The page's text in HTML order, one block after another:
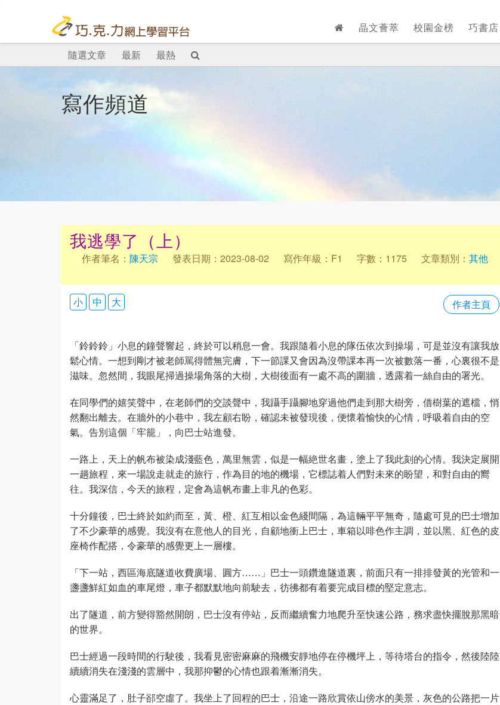
晶文薈萃 校園金榜 巧書店
隨選文章 最新 最熱
寫作頻道
我逃學了（上）
作者筆名： 陳天宗 發表日期：2023-08-02 寫作年級：F1 字數：1175 文章類別： 其他
作者主頁
小 中 大
「鈴鈴鈴」小息的鐘聲響起，終於可以稍息一會。我跟隨着小息的隊伍依次到操場，可是並沒有讓我放
鬆心情。一想到剛才被老師駡得體無完膚，下一節課又會因為沒帶課本再一次被數落一番，心裏很不是
滋味。忽然間，我眼尾掃過操場角落的大樹，大樹後面有一處不高的圍牆，透露着一絲自由的署光。
在同學們的嬉笑聲中，在老師們的交談聲中，我躡手躡腳地穿過他們走到那大樹旁，借樹葉的遮檔，悄
然翻出離去。在牆外的小巷中，我左顧右盼，確認未被發現後，便懷着愉快的心情，呼吸着自由的空
氣。告別這個「牢籠」，向巴士站進發。
一路上，天上的帆布被染成淺藍色，萬里無雲，似是一幅絶世名畫，塗上了我此刻的心情。我決定展開
一趟旅程，來一場說走就走的旅行，作為目的地的機場，它標誌着人們對未來的盼望，和對自由的嚮
往。我深信，今天的旅程，定會為這帆布畫上非凡的色彩。
十分鐘後，巴士終於如約而至，黃、橙、紅互相以金色綫間隔，為這輛平平無奇，隨處可見的巴士增加
了不少豪華的感覺。我沒有在意他人的目光，自顧地衝上巴士，車箱以啡色作主調，並以黑、紅色的皮
座椅作配搭，令豪華的感覺更上一層樓。
「下一站，西區海底隧道收費廣場、圓方……」巴士一頭鑽進隧道裏，前面只有一排排發黃的光管和一
盞盞鮮紅如血的車尾燈，車子都默默地向前駛去，彷彿都有着要完成目標的堅定意志。
出了隧道，前方變得豁然開朗，巴士沒有停站，反而繼續奮力地爬升至快速公路，務求盡快擺脫那黑暗
的世界。
巴士經過一段時間的行駛後，我看見密密麻麻的飛機安靜地停在停機坪上，等待塔台的指令，然後陸陸
續續消失在淺淺的雲層中，我那抑鬱的心情也跟着漸漸消失。
心靈滿足了，肚子郤空虛了。我坐上了回程的巴士，沿途一路欣賞依山傍水的美景，灰色的公路把一片